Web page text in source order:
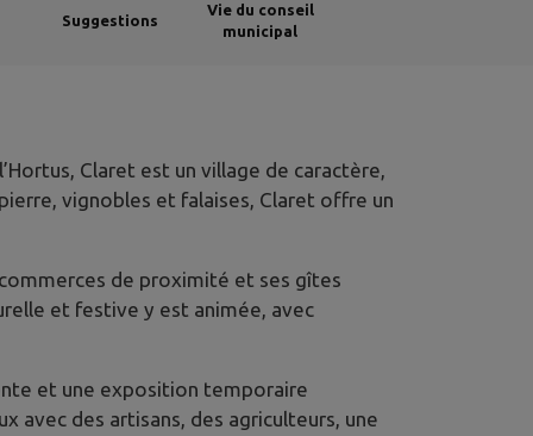
Suggestions
Vie du conseil
municipal
Claret est un village de caractère,
vignobles et falaises, Claret offre un
de proximité et ses gîtes
et festive y est animée, avec
et une exposition temporaire
avec des artisans, des agriculteurs, une